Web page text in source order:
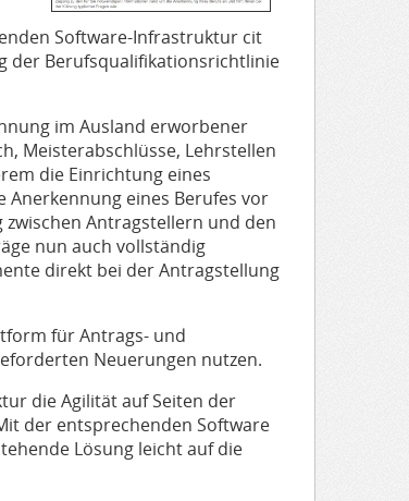
Software-Infrastruktur cit
der Berufsqualifikationsrichtlinie
im Ausland erworbener
Meisterabschlüsse, Lehrstellen
die Einrichtung eines
eines Berufes vor
Antragstellern und den
nun auch vollständig
direkt bei der Antragstellung
für Antrags- und
Neuerungen nutzen.
die Agilität auf Seiten der
der entsprechenden Software
Lösung leicht auf die